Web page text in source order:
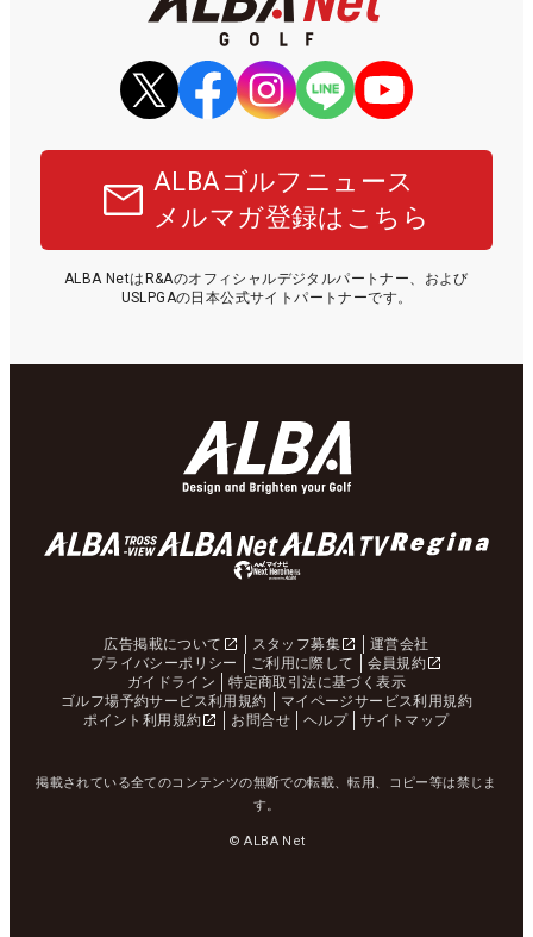
ALBAゴルフニュース
メルマガ登録はこちら
ALBA NetはR&Aのオフィシャルデジタルパートナー、および
USLPGAの日本公式サイトパートナーです。
広告掲載について スタッフ募集
運営会社
プライバシーポリシー
ご利用に際して
会員規約
ガイドライン
特定商取引法に基づく表示
ゴルフ場予約サービス利用規約
マイページサービス利用規約
ポイント利用規約
お問合せ ヘルプ サイトマップ
掲載されている全てのコンテンツの無断での転載、転用、コピー等は禁じま
す。
© ALBA Net